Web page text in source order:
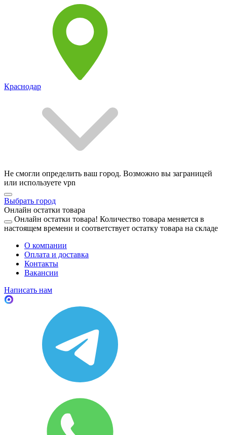
Краснодар
Не смогли определить ваш город. Возможно вы заграницей
или используете vpn
Выбрать город
Онлайн остатки товара
Онлайн остатки товара! Количество товара меняется в
настоящем времени и соответствует остатку товара на складе
О компании
Оплата и доставка
Контакты
Вакансии
Написать нам